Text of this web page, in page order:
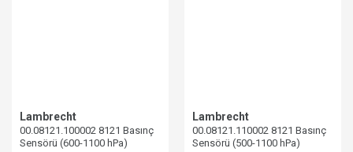
Lambrecht
00.08121.100002 8121 Basınç
Sensörü (600-1100 hPa)
Lambrecht
00.08121.110002 8121 Basınç
Sensörü (500-1100 hPa)